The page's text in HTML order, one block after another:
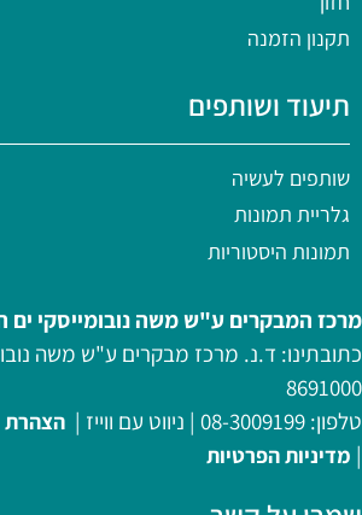
תקנון הזמנה
תיעוד ושותפים
שותפים לעשיה
גלריית תמונות
תמונות היסטוריות
מרכז המבקרים ע"ש משה נובומייסקי ים
כתובתינו: ד.נ. מרכז מבקרים ע"ש משה
8691000
טלפון: 08-3009199
| ניווט עם ווייז | הצהרת
| מדיניותהפרטיות